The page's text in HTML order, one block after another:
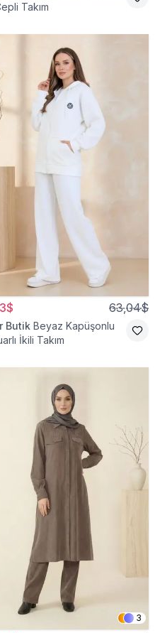
Takım
63,04$
Butik Beyaz Kapüşonlu
İkili Takım
3